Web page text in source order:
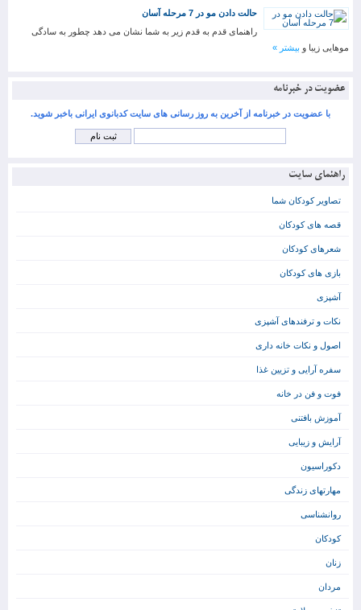
حالت دادن مو در 7 مرحله آسان
راهنمای قدم به قدم زیر به شما نشان می دهد چطور به سادگی
موهایی زیبا و بیشتر »
عضویت در خبرنامه
با عضویت در خبرنامه از آخرین به روز رسانی های سایت کدبانوی ایرانی باخبر شوید.
راهنمای سایت
تصاویر کودکان شما
قصه های کودکان
شعرهای کودکان
بازی های کودکان
آشپزی
نکات و ترفندهای آشپزی
اصول و نکات خانه داری
سفره آرایی و تزیین غذا
فوت و فن در خانه
آموزش بافتنی
آرایش و زیبایی
دکوراسیون
مهارتهای زندگی
روانشناسی
کودکان
زنان
مردان